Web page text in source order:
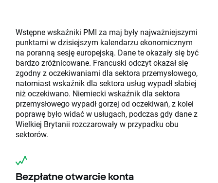
Wstępne wskaźniki PMI za maj były najważniejszymi
punktami w dzisiejszym kalendarzu ekonomicznym
na poranną sesję europejską. Dane te okazały się być
bardzo zróżnicowane. Francuski odczyt okazał się
zgodny z oczekiwaniami dla sektora przemysłowego,
natomiast wskaźnik dla sektora usług wypadł słabiej
niż oczekiwano. Niemiecki wskaźnik dla sektora
przemysłowego wypadł gorzej od oczekiwań, z kolei
poprawę było widać w usługach, podczas gdy dane z
Wielkiej Brytanii rozczarowały w przypadku obu
sektorów.
Bezpłatne otwarcie konta